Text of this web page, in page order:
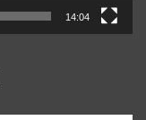
14:04